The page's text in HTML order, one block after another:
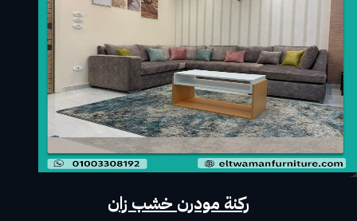
ركنة مودرن خشب زان